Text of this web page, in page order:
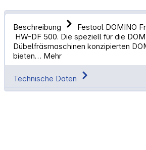
Beschreibung
Festool DOMINO
HW-DF 500. Die speziell für die
Dübelfräsmaschinen konzipierten
bieten… Mehr
Technische Daten